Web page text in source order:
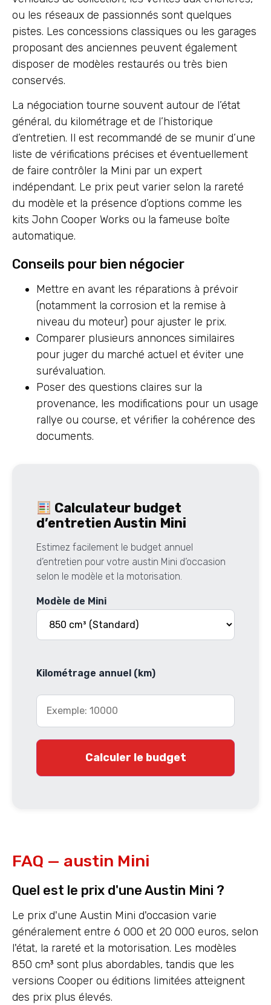
ou les réseaux de passionnés sont quelques
pistes. Les concessions classiques ou les garages
proposant des anciennes peuvent également
disposer de modèles restaurés ou très bien
conservés.
La négociation tourne souvent autour de l’état
général, du kilométrage et de l’historique
d’entretien. Il est recommandé de se munir d’une
liste de vérifications précises et éventuellement
de faire contrôler la Mini par un expert
indépendant. Le prix peut varier selon la rareté
du modèle et la présence d’options comme les
kits John Cooper Works ou la fameuse boîte
automatique.
Conseils pour bien négocier
Mettre en avant les réparations à prévoir
(notamment la corrosion et la remise à
niveau du moteur) pour ajuster le prix.
Comparer plusieurs annonces similaires
pour juger du marché actuel et éviter une
surévaluation.
Poser des questions claires sur la
provenance, les modifications pour un usage
rallye ou course, et vérifier la cohérence des
documents.
Calculateur budget
d’entretien Austin Mini
Estimez facilement le budget annuel
d’entretien pour votre austin Mini d’occasion
selon le modèle et la motorisation.
Modèle de Mini
Kilométrage annuel (km)
Calculer le budget
FAQ — austin Mini
Quel est le prix d'une Austin Mini ?
Le prix d'une Austin Mini d'occasion varie
généralement entre 6 000 et 20 000 euros, selon
l'état, la rareté et la motorisation. Les modèles
850 cm³ sont plus abordables, tandis que les
versions Cooper ou éditions limitées atteignent
des prix plus élevés.